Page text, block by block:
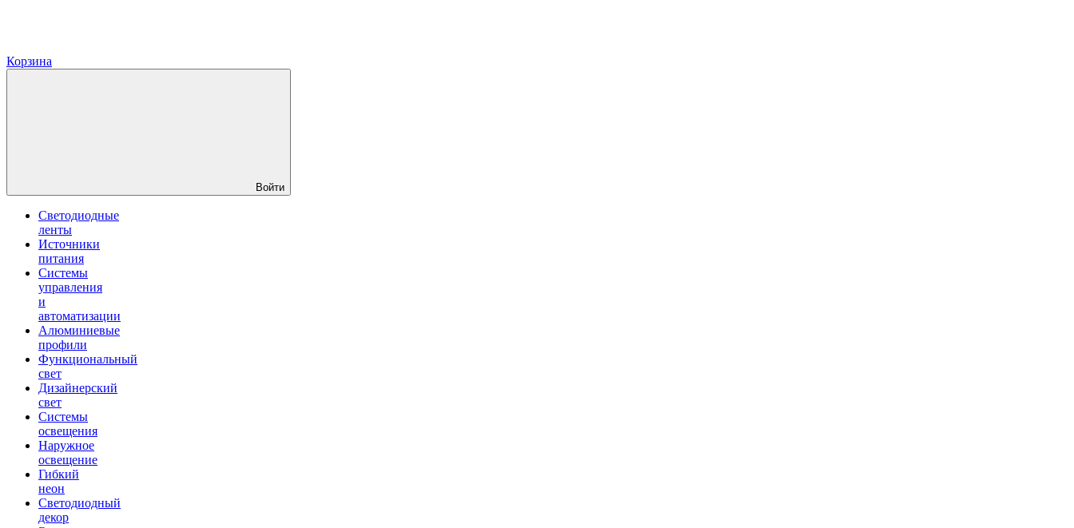
Корзина
Войти
Светодиодные
ленты
Источники
питания
Системы
управления
и
автоматизации
Алюминиевые
профили
Функциональный
свет
Дизайнерский
свет
Системы
освещения
Наружное
освещение
Гибкий
неон
Светодиодный
декор